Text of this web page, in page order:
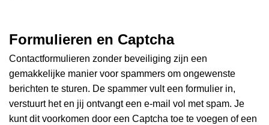
Formulieren en Captcha
Contactformulieren zonder beveiliging zijn een
gemakkelijke manier voor spammers om ongewenste
berichten te sturen. De spammer vult een formulier in,
verstuurt het en jij ontvangt een e-mail vol met spam. Je
kunt dit voorkomen door een Captcha toe te voegen of een